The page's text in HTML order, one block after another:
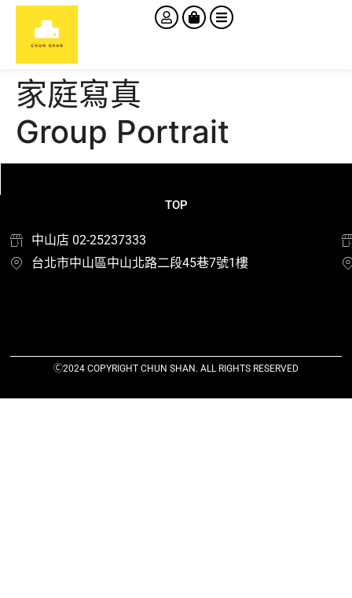
家庭寫真
Group Portrait
TOP
中山店 02-25237333
台北市中山區中山北路二段45巷7號1樓
Ⓒ2024 COPYRIGHT CHUN SHAN. ALL RIGHTS RESERVED